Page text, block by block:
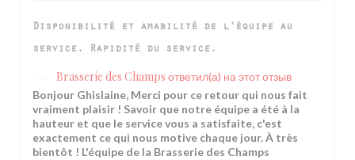
Disponibilité et amabilité de l'équipe au
service. Rapidité du service.
Brasserie des Champs ответил(а) на этот отзыв
Bonjour Ghislaine, Merci pour ce retour qui nous fait
vraiment plaisir ! Savoir que notre équipe a été à la
hauteur et que le service vous a satisfaite, c'est
exactement ce qui nous motive chaque jour. À très
bientôt ! L'équipe de la Brasserie des Champs